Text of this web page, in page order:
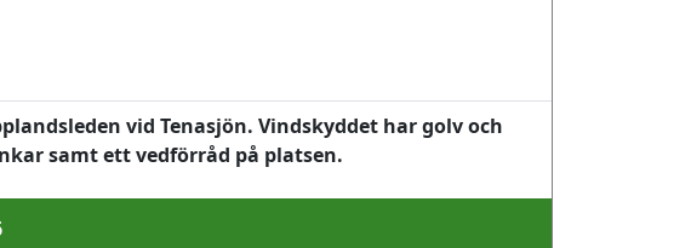
vid Tenasjön. Vindskyddet har golv och
samt ett vedförråd på platsen.